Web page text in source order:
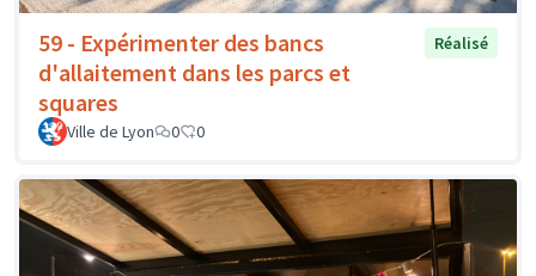
59 - Expérimenter des bancs
d'allaitement dans les parcs et
squares
Réalisé
Ville de Lyon 0 0